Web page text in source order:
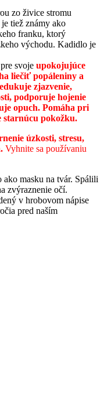
zo živice stromu
tiež známy ako
franku, ktorý
východu. Kadidlo je
svoje upokojujúce
liečiť popáleniny a
zjazvenie,
podporuje hojenie
opuch. Pomáha pri
starnúcu pokožku.
úzkosti, stresu,
Vyhnite sa používaniu
masku na tvár. Spálili
zvýraznenie očí.
v hrobovom nápise
pred naším